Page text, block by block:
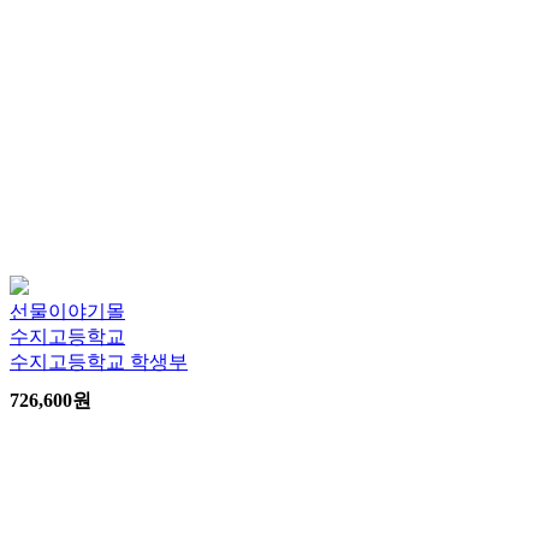
선물이야기몰
수지고등학교
수지고등학교 학생부
726,600원